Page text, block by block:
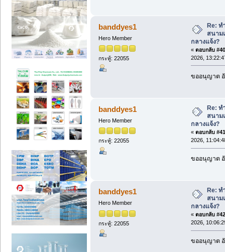
banddyes1
Hero Member
กระทู้: 22055
Re: ท
สนาม
กลางแจ้ง?
« ตอบกลับ
2026,
ขออนุญาต
banddyes1
Hero Member
กระทู้: 22055
Re: ท
สนาม
กลางแจ้ง?
« ตอบกลับ
2026,
ขออนุญาต
banddyes1
Hero Member
กระทู้: 22055
Re: ท
สนาม
กลางแจ้ง?
« ตอบกลับ
2026,
ขออนุญาต